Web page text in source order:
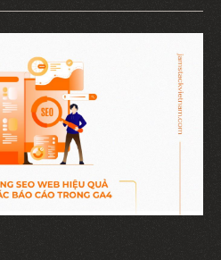
mỹ cho giao diện web.
các phương pháp tối ưu
đáp ứng kỳ vọng ngày
và người dùng. Cùng
phá những phương pháp tối
bài viết dưới đây.